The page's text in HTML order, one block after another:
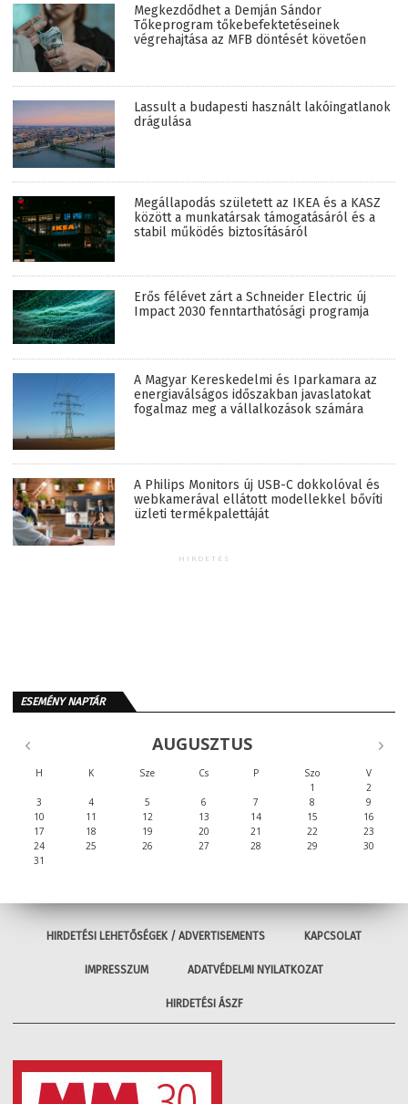
Megkezdődhet a Demján Sándor
Tőkeprogram tőkebefektetéseinek
végrehajtása az MFB döntését követően
Lassult a budapesti használt lakóingatlanok
drágulása
Megállapodás született az IKEA és a KASZ
között a munkatársak támogatásáról és a
stabil működés biztosításáról
Erős félévet zárt a Schneider Electric új
Impact 2030 fenntarthatósági programja
A Magyar Kereskedelmi és Iparkamara az
energiaválságos időszakban javaslatokat
fogalmaz meg a vállalkozások számára
A Philips Monitors új USB-C dokkolóval és
webkamerával ellátott modellekkel bővíti
üzleti termékpalettáját
HIRDETÉS
ESEMÉNY NAPTÁR
AUGUSZTUS
H K Sze Cs P Szo
V
1
2
3
4 5 6 7 8
9
10
11 12 13 14 15
16
17
18 19 20 21 22
23
24
25 26 27 28 29
30
31
HIRDETÉSI LEHETŐSÉGEK / ADVERTISEMENTS KAPCSOLAT
IMPRESSZUM ADATVÉDELMI NYILATKOZAT
HIRDETÉSI ÁSZF